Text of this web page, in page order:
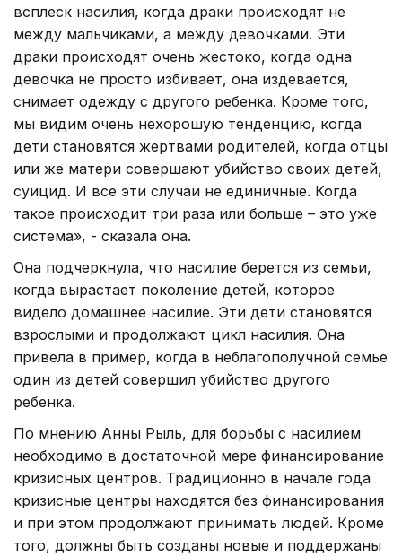
всплеск насилия, когда драки происходят не
между мальчиками, а между девочками. Эти
драки происходят очень жестоко, когда одна
девочка не просто избивает, она издевается,
снимает одежду с другого ребенка. Кроме того,
мы видим очень нехорошую тенденцию, когда
дети становятся жертвами родителей, когда отцы
или же матери совершают убийство своих детей,
суицид. И все эти случаи не единичные. Когда
такое происходит три раза или больше – это уже
система», - сказала она.
Она подчеркнула, что насилие берется из семьи,
когда вырастает поколение детей, которое
видело домашнее насилие. Эти дети становятся
взрослыми и продолжают цикл насилия. Она
привела в пример, когда в неблагополучной семье
один из детей совершил убийство другого
ребенка.
По мнению Анны Рыль, для борьбы с насилием
необходимо в достаточной мере финансирование
кризисных центров. Традиционно в начале года
кризисные центры находятся без финансирования
и при этом продолжают принимать людей. Кроме
того, должны быть созданы новые и поддержаны